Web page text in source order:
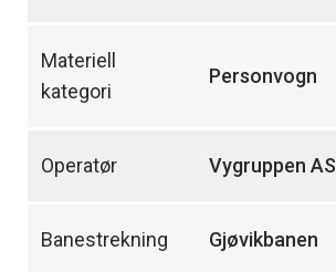
Materiell
kategori
Personvogn
Operatør Vygruppen AS
Banestrekning Gjøvikbanen